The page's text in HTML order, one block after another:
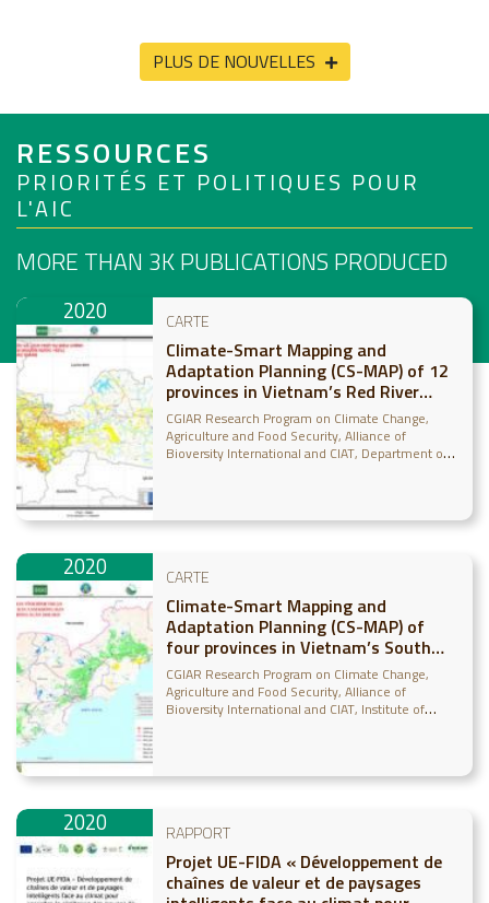
PLUS DE NOUVELLES
RESSOURCES
PRIORITÉS ET POLITIQUES POUR
L'AIC
MORE THAN 3KPUBLICATIONS PRODUCED
2020 CARTE
Climate-Smart Mapping and
Adaptation Planning (CS-MAP) of 12
provinces in Vietnam’s Red River
Delta and Northern Midlands
CGIAR Research Program on Climate Change,
Agriculture and Food Security Alliance of
Bioversity International and CIAT Department of
2020 CARTE
Climate-Smart Mapping and
Adaptation Planning (CS-MAP) of
four provinces in Vietnam’s South
Central Coast
CGIAR Research Program on Climate Change,
Agriculture and Food Security Alliance of
Bioversity International and CIAT Institute of
2020 RAPPORT
Projet UE-FIDA « Développement de
chaînes de valeur et de paysages